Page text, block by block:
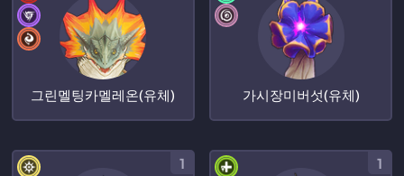
그린멜팅카멜레온(유체) 가시장미버섯(유체)
1 1